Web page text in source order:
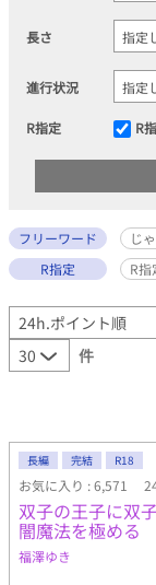
長さ
進行状況
R指定 R
フリーワード
じ
R指定
R指
件
長編 完結 R18
お気に入り : 6,571
双子の王子に双
闇魔法を極める
福澤ゆき